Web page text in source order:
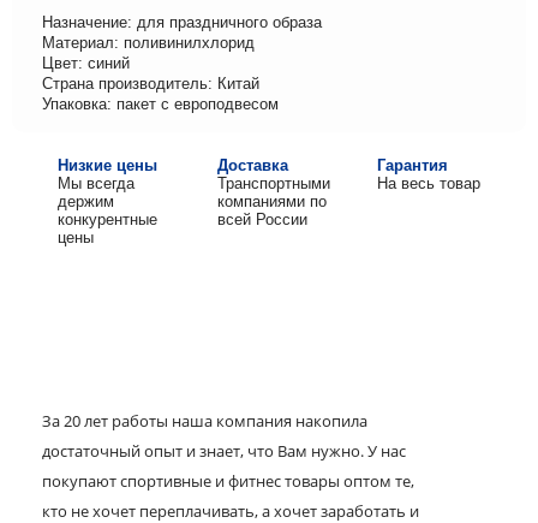
Назначение: для праздничного образа
Материал: поливинилхлорид
Цвет: синий
Страна производитель: Китай
Упаковка: пакет с европодвесом
Низкие цены
Мы всегда
держим
конкурентные
цены
Доставка
Транспортными
компаниями по
всей России
Гарантия
На весь товар
За 20 лет работы наша компания накопила
достаточный опыт и знает, что Вам нужно. У нас
покупают спортивные и фитнес товары оптом те,
кто не хочет переплачивать, а хочет заработать и